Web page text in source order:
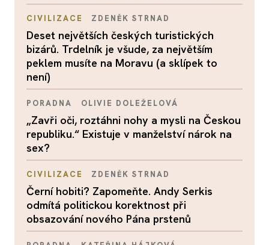
CIVILIZACE ZDENĚK STRNAD
Deset největších českých turistických
bizárů. Trdelník je všude, za největším
peklem musíte na Moravu (a sklípek to
není)
PORADNA OLIVIE DOLEŽELOVÁ
„Zavři oči, roztáhni nohy a mysli na Českou
republiku.“ Existuje v manželství nárok na
sex?
CIVILIZACE ZDENĚK STRNAD
Černí hobiti? Zapomeňte. Andy Serkis
odmítá politickou korektnost při
obsazování nového Pána prstenů